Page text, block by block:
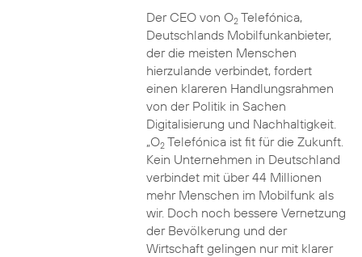
Der CEO von O2Telefónica,
Deutschlands Mobilfunkanbieter,
der die meisten Menschen
hierzulande verbindet, fordert
einen klareren Handlungsrahmen
von der Politik in Sachen
Digitalisierung und Nachhaltigkeit.
„O2Telefónica ist fit für die Zukunft.
Kein Unternehmen in Deutschland
verbindet mit über 44 Millionen
mehr Menschen im Mobilfunk als
wir. Doch noch bessere Vernetzung
der Bevölkerung und der
Wirtschaft gelingen nur mit klarer